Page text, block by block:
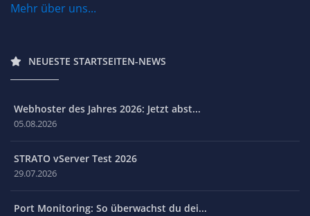
Mehr über uns...
NEUESTE STARTSEITEN-NEWS
Webhoster des Jahres 2026: Jetzt abst...
05.08.2026
STRATO vServer Test 2026
29.07.2026
Port Monitoring: So überwachst du dei...